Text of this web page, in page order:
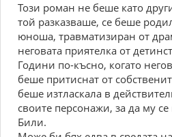
Този роман не беше като
той разказваше, се беше
юноша, травматизиран от
неговата приятелка от
Години по-късно, когато
беше притиснат от
беше изтласкала в
своите персонажи, за да му
Били.